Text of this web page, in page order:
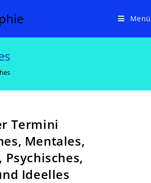
Menü
Termini
Mentales,
Psychisches,
Ideelles